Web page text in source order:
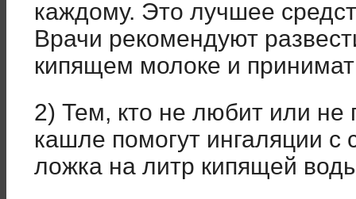
каждому. Это лучшее
Врачи рекомендуют
кипящем молоке и
2) Тем, кто не любит или не
кашле помогут ингаляции
ложка на литр кипящей